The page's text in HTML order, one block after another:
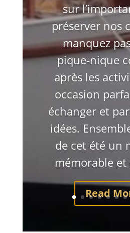
sur
préserver nos
manquez
pique-nique
après les
occasion
échanger et
idées.
de cet été un
mémorable et
Read